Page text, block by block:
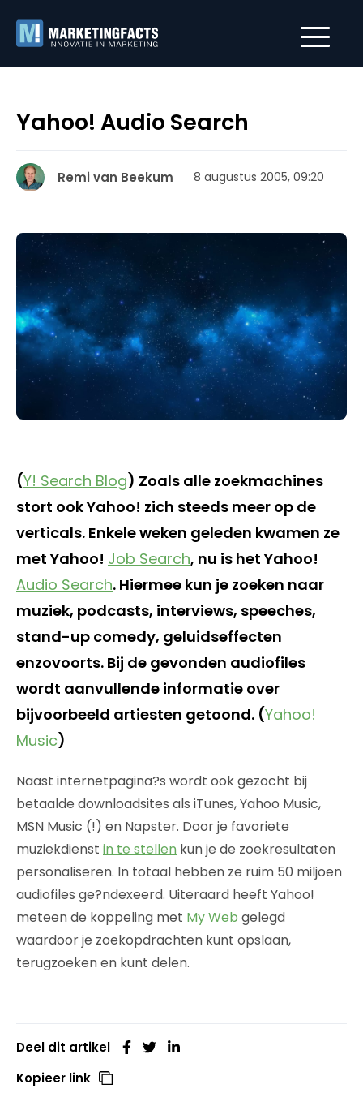
Yahoo! Audio Search
Remi van Beekum 8 augustus 2005, 09:20
(Y! Search Blog) Zoals alle zoekmachines
stort ook Yahoo! zich steeds meer op de
verticals. Enkele weken geleden kwamen ze
met Yahoo! Job Search, nu is het Yahoo!
Audio Search. Hiermee kun je zoeken naar
muziek, podcasts, interviews, speeches,
stand-up comedy, geluidseffecten
enzovoorts. Bij de gevonden audiofiles
wordt aanvullende informatie over
bijvoorbeeld artiesten getoond. (Yahoo!
Music)
Naast internetpagina?s wordt ook gezocht bij
betaalde downloadsites als iTunes, Yahoo Music,
MSN Music (!) en Napster. Door je favoriete
muziekdienst in te stellen kun je de zoekresultaten
personaliseren. In totaal hebben ze ruim 50 miljoen
audiofiles ge?ndexeerd. Uiteraard heeft Yahoo!
meteen de koppeling met My Web gelegd
waardoor je zoekopdrachten kunt opslaan,
terugzoeken en kunt delen.
Deel dit artikel
Kopieer link